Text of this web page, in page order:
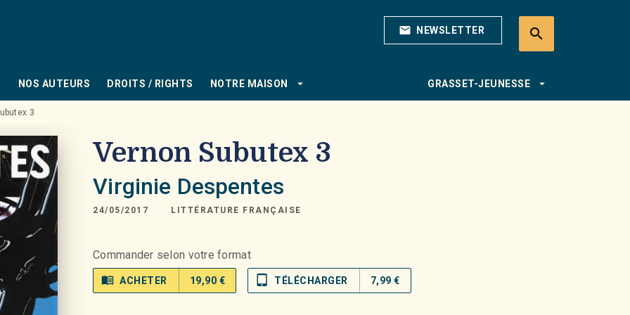
mail NEWSLETTER search
NOS AUTEURS DROITS / RIGHTS NOTRE MAISON arrow_drop_down GRASSET-JEUNESSE arrow_drop_down
3
Vernon Subutex 3
Virginie Despentes
24/05/2017 LITTÉRATURE FRANÇAISE
Commander selon votre format
menu_book ACHETER 19,90 € tablet_mac TÉLÉCHARGER 7,99 €